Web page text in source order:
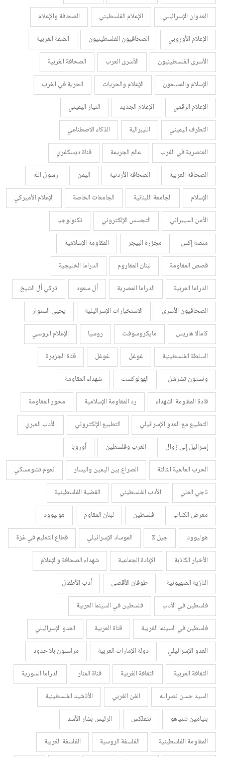
العدوان الإسرائيلي
الإعلام الفلسطيني
الصحافة والإعلام
الإعلام الأوروبي
الصحافيون الفلسطينيون
الضفة الغربية
الأسرى الفلسطينيون
الأسرى العرب
الصحافة الغربية
الإسلام والمسلمون
الإعلام والحريات
الحرية في الغرب
الإعلام الرقمي
الإعلام الجديد
التيار اليميني
التطرف اليميني
الليبرالية
الذكاء الاصطناعي
العنصرية في الغرب
عالم الجريمة
قناة ديسكفري
الصحافة العربية
الصحافة الأردنية اليمن
رسول الله
الإسلام
الجامعة اللبنانية الجامعات الخاصة
الإعلام الأميركي
الأمن السيبراني
التجسس الإلكتروني
تكنولوجيا
منصة إكس
مجزرة البيجر
المقاومة الإسلامية
قصص المقاومة
لبنان المقاروم
الدراما الخليجية
الدراما العربية
الدراما المصرية أل سعود
تركي أل الشيخ
الصحافيون الأسرى
الاستخبارات الإسرائيلية
يحيى السنوار
كامالا هاريس
مايكروسوفت روسيا
الإعلام الروسي
السلطة الفلسطينية
غوغل غوغل
قناة الجزيرة
ونستون تشرشل
الهولوكست
شهداء المقاومة
قادة المقاومة الشهداء
رد المقاومة الإسلامية
محور المقاومة
التطبيع مع العدو الإسرائيلي
التطبيع الإلكتروني
الأدب العبري
إسرائيل إلى زوال
الغرب وفلسطين
أوروبا
الحرب العالمية الثالثة
الصراع بين اليمين واليسار
نعوم تشومسكي
ناجي العلي
الأدب الفلسطيني
القضية الفلسطينية
معرض الكتاب
فلسطين لبنان المقاوم
هوليوود
هوليوود
جيل z الموساد الإسرائيلي
قطاع التعليم في غزة
الأخبار الكاذبة
الإبادة الجماعية
شهداء الصحافة والإعلام
النازية الصهيونية
طوفان الأقصى
أدب الأطفال
فلسطين في الأدب
فلسطين في السينما العربية
فلسطين في السينما الغربية
قناة العربية
العدو الإسرائيلي
العدو الإسرائيلي
دولة الإمارات العربية
مراسلون بلا حدود
الثقافة العربية
الثقافة الغربية قناة المنار
الدراما السورية
السيد حسن نصرالله
الفن الغربي
الأناشيد الفلسطينية
بنيامين نتنياهو
نتفلكس
الرئيس بشار الأسد
المقاومة الفلسطينية
الفلسفة الروسية
الفلسفة الغربية